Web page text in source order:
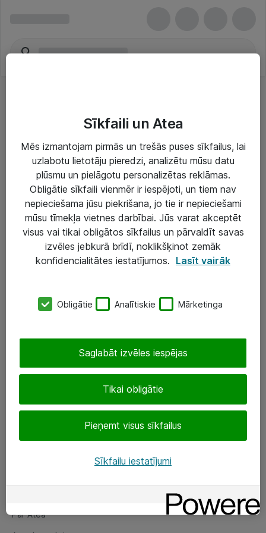
Risinājumi & Pakalpojumi
IT serviss un atbalsts
IT infrastruktūra
Darba vietu IT risinājumi
Serveri un datu centri
SIA „ATEA”
eShop@atea.lv
Sekojiet mums
Par Atea
Par Atea
Sīkfaili un Atea
Mēs izmantojam pirmās un trešās puses sīkfailus, lai
uzlabotu lietotāju pieredzi, analizētu mūsu datu
plūsmu un pielāgotu personalizētas reklāmas.
Obligātie sīkfaili vienmēr ir iespējoti, un tiem nav
nepieciešama jūsu piekrišana, jo tie ir nepieciešami
mūsu tīmekļa vietnes darbībai. Jūs varat akceptēt
visus vai tikai obligātos sīkfailus un pārvaldīt savas
izvēles jebkurā brīdī, noklikšķinot zemāk
konfidencialitātes iestatījumos. Lasīt vairāk
Obligātie Analītiskie Mārketinga
Tikai obligātie
Pieņemt visus sīkfailus
Saglabāt izvēles iespējas
Sīkfailu iestatījumi